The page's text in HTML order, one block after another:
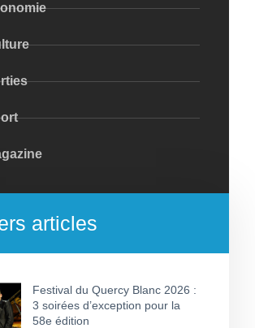
articles
Festival du Quercy Blanc 2026 :
3 soirées d’exception pour la
58e édition